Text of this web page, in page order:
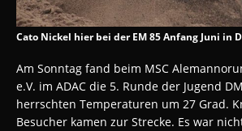
Cato Nickel hier bei der EM 85 Anfang Juni in
Am Sonntag fand beim MSC
e.V. im ADAC die 5. Runde der Jugend
herrschten Temperaturen um 27 Grad.
Besucher kamen zur Strecke. Es war